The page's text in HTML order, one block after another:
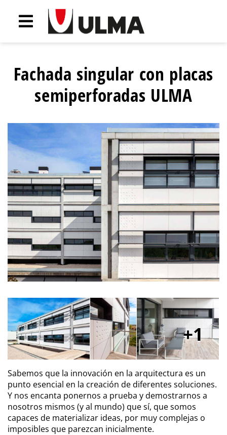
Fachada singular con placas
semiperforadas ULMA
1
Sabemos que la innovación en la arquitectura es un
punto esencial en la creación de diferentes soluciones.
Y nos encanta ponernos a prueba y demostrarnos a
nosotros mismos (y al mundo) que sí, que somos
capaces de materializar ideas, por muy complejas o
imposibles que parezcan inicialmente.